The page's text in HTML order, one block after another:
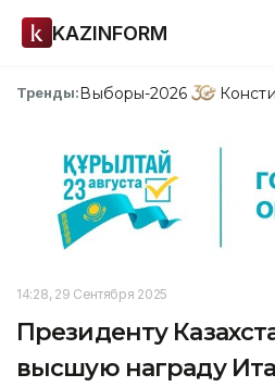
KAZINFORM
Тренды:Выборы-2026
14:28, 29 Сентября 2025
Президенту
высшую награду